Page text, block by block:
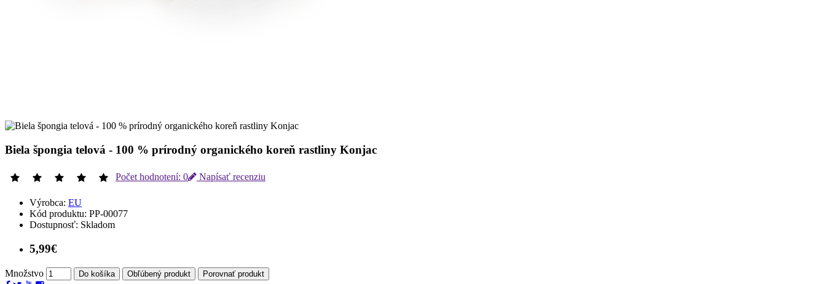
Biela špongia telová - 100 % prírodný organického koreň rastliny Konjac
Počet hodnotení: 0 Napísať recenziu
Výrobca: EU
Kód produktu: PP-00077
Dostupnosť: Skladom
5,99€
Množstvo Do košíka Obľúbený produkt Porovnať produkt